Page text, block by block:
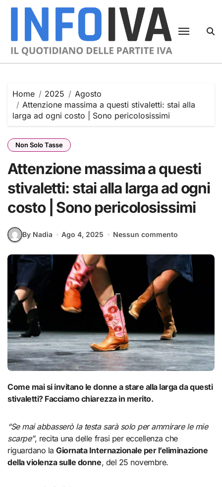
Skip
Home 2025
Agosto
Attenzione massima a questi stivaletti: stai alla
larga ad ogni costo | Sono pericolosissimi
Non Solo Tasse
Attenzione massima a questi
stivaletti: stai alla larga ad ogni
costo | Sono pericolosissimi
By Nadia Ago 4, 2025 Nessun commento
Come mai si invitano le donne a stare alla larga da questi
stivaletti? Facciamo chiarezza in merito.
“Se mai abbasserò la testa sarà solo per ammirare le mie
scarpe”, recita una delle frasi per eccellenza che
riguardano laGiornata Internazionale per l’eliminazione
della violenza sulle donne, del 25 novembre.